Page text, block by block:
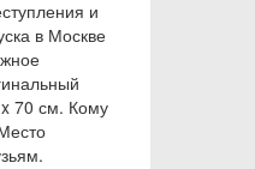
и
в Москве
70 см. Кому